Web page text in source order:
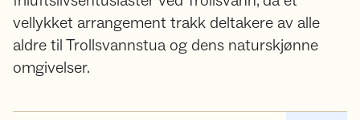
vellykket arrangement trakk deltakere av alle
aldre til Trollsvannstua og dens naturskjønne
omgivelser.